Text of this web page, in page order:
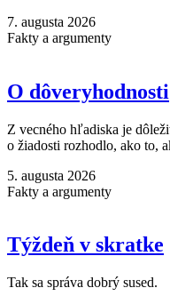
7. augusta 2026
Fakty a argumenty
O dôveryhodnosti
Z vecného hľadiska je
o žiadosti rozhodlo, ako to,
5. augusta 2026
Fakty a argumenty
Týždeň v skratke
Tak sa správa dobrý sused.